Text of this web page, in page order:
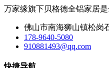
万家缘旗下贝格德全铝家居
佛山市南海狮山镇松岗
178-9640-5080
910881493@qq.com